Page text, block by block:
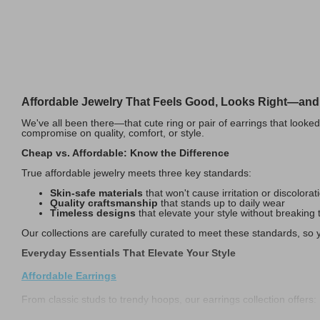
Affordable Jewelry That Feels Good, Looks
We've all been there—that cute ring or pair of earrings that
compromise on quality, comfort, or style.
Cheap vs. Affordable: Know the Difference
True affordable jewelry meets three key standards:
Skin-safe materials that won't cause irritation or
Quality craftsmanship that stands up to daily wear
Timeless designs that elevate your style without breaking
Our collections are carefully curated to meet these standards, so
Everyday Essentials That Elevate Your Style
Affordable Earrings
From classic studs to trendy hoops, our earrings collection offers: